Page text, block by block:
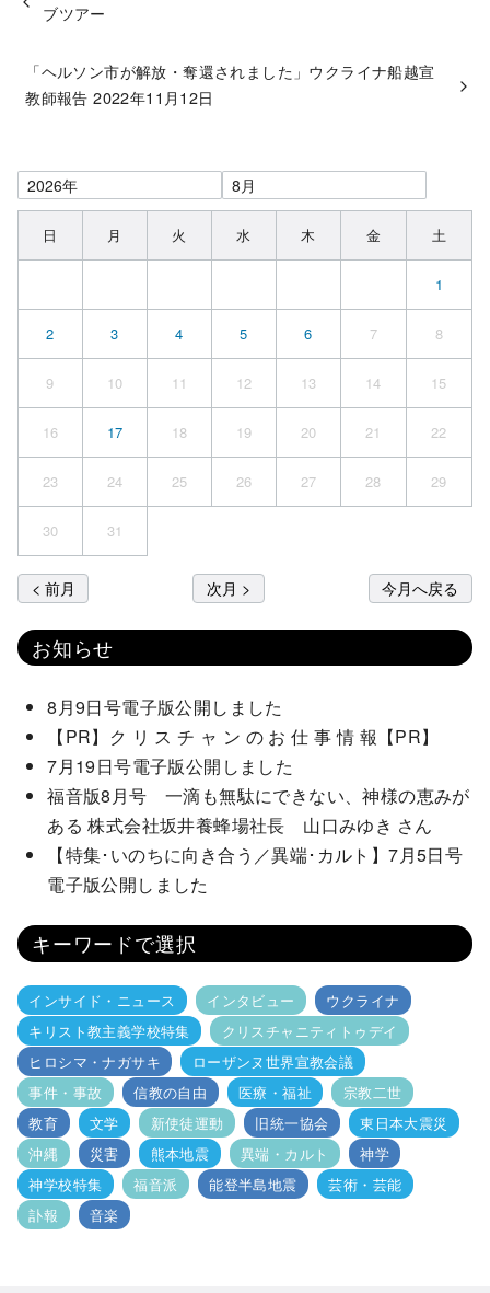
ブツアー
「ヘルソン市が解放・奪還されました」ウクライナ船越宣
教師報告 2022年11月12日
日 月 火 水 木 金 土
1
2 3 4 5 6 7 8
9 10 11 12 13 14 15
16 17 18 19 20 21 22
23 24 25 26 27 28 29
30 31
< 前月 次月 > 今月へ戻る
お知らせ
8月9日号電子版公開しました
【PR】ク リ ス チ ャ ン の お 仕 事 情 報【PR】
7月19日号電子版公開しました
福音版8月号 一滴も無駄にできない、神様の恵みが
ある 株式会社坂井養蜂場社長 山口みゆき さん
【特集･いのちに向き合う／異端･カルト】7月5日号
電子版公開しました
キーワードで選択
インサイド・ニュース インタビュー
ウクライナ
キリスト教主義学校特集
クリスチャニティトゥデイ
ヒロシマ・ナガサキ
ローザンヌ世界宣教会議
事件・事故
信教の自由 医療・福祉
宗教二世
教育
文学 新使徒運動 旧統一協会
東日本大震災
沖縄
災害 熊本地震 異端・カルト
神学
神学校特集
福音派 能登半島地震
芸術・芸能
訃報
音楽